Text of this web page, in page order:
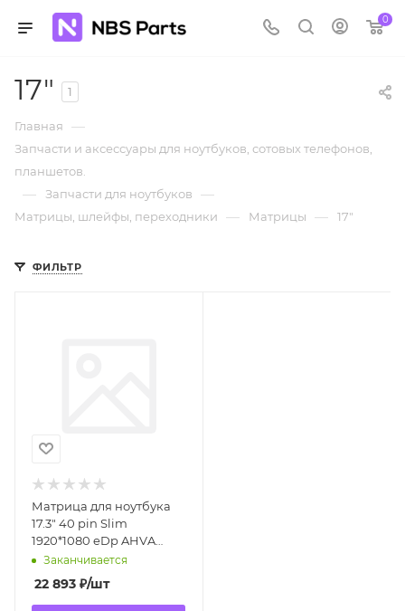
0
17" 1
Главная —
Запчасти и аксессуары для ноутбуков, сотовых телефонов,
планшетов.
— Запчасти для ноутбуков —
Матрицы, шлейфы, переходники — Матрицы — 17"
ФИЛЬТР
Матрица для ноутбука
17.3" 40 pin Slim
1920*1080 eDp AHVA
B173HAN03.2 Matte
Заканчивается
22 893 ₽/шт